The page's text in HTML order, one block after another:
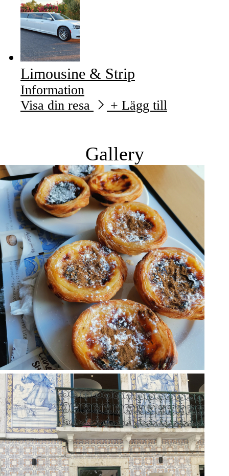
Limousine & Strip
Information
Visa din resa
+ Lägg till
Gallery